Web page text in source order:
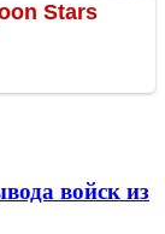
войск из